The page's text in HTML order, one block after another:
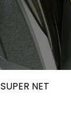
SUPER NET